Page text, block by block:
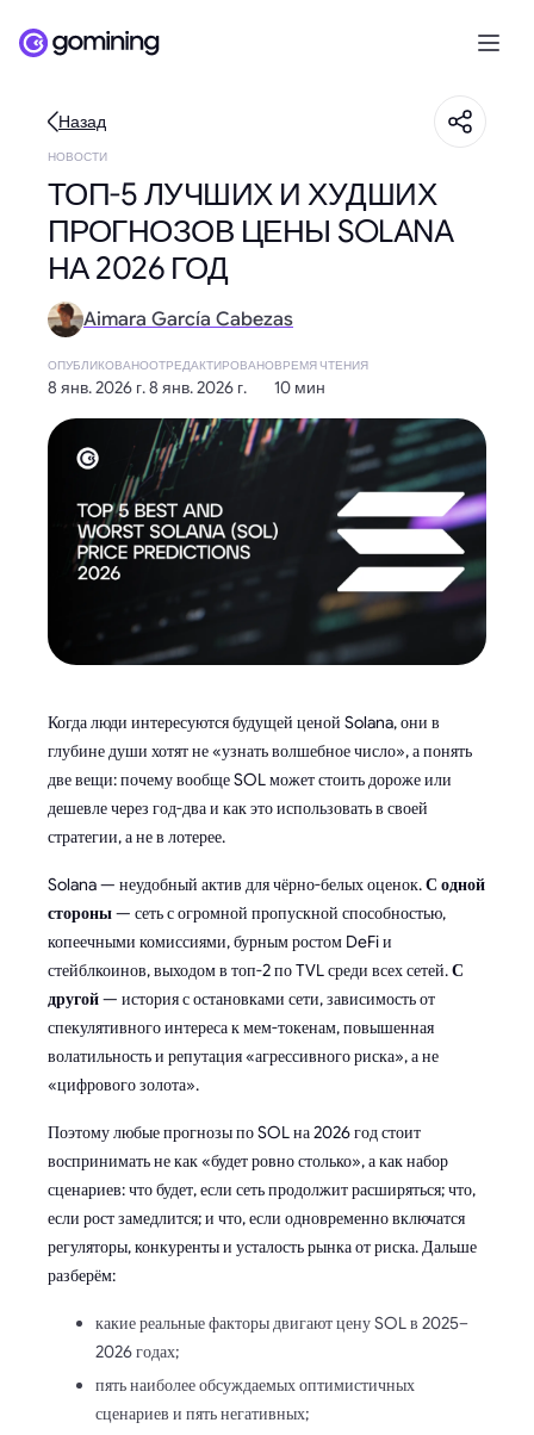
Назад
НОВОСТИ
ТОП-5 ЛУЧШИХ И ХУДШИХ
ПРОГНОЗОВ ЦЕНЫ SOLANA
НА 2026 ГОД
Aimara García Cabezas
ОПУБЛИКОВАНО
8 янв. 2026 г.
ОТРЕДАКТИРОВАНО
8 янв. 2026 г.
ВРЕМЯ ЧТЕНИЯ
10 мин
Когда люди интересуются будущей ценой Solana, они в
глубине души хотят не «узнать волшебное число», а понять
две вещи: почему вообще SOL может стоить дороже или
дешевле через год-два и как это использовать в своей
стратегии, а не в лотерее.
Solana — неудобный актив для чёрно-белых оценок.С одной
стороны— сеть с огромной пропускной способностью,
копеечными комиссиями, бурным ростом DeFi и
стейблкоинов, выходом в топ-2 по TVL среди всех сетей.С
другой— история с остановками сети, зависимость от
спекулятивного интереса к мем-токенам, повышенная
волатильность и репутация «агрессивного риска», а не
«цифрового золота».
Поэтому любые прогнозы по SOL на 2026 год стоит
воспринимать не как «будет ровно столько», а как набор
сценариев: что будет, если сеть продолжит расширяться; что,
если рост замедлится; и что, если одновременно включатся
регуляторы, конкуренты и усталость рынка от риска. Дальше
разберём:
какие реальные факторы двигают цену SOL в 2025–
2026 годах;
пять наиболее обсуждаемых оптимистичных
сценариев и пять негативных;